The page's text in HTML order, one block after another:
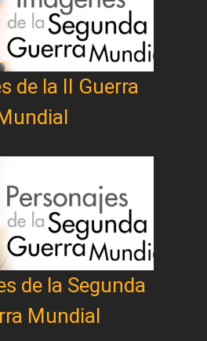
de la II Guerra
de la Segunda
Mundial